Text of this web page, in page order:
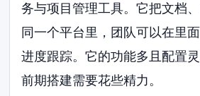
务与项目管理工具。它把文档
同一个平台里，团队可以在里
进度跟踪。它的功能多且配置
前期搭建需要花些精力。